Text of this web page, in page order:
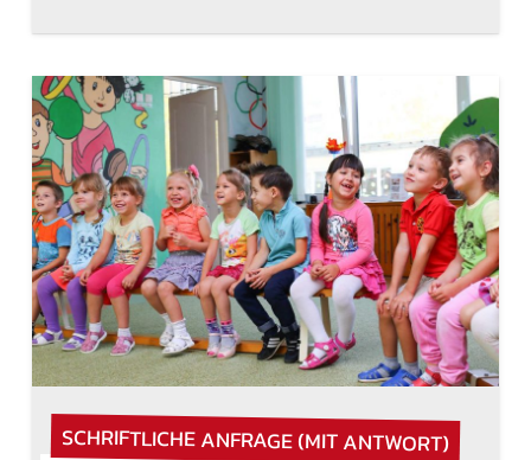
SCHRIFTLICHE ANFRAGE (MIT ANTWORT)